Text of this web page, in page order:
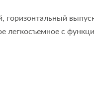
горизонтальный
легкосъемное с